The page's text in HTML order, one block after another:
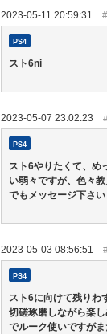
2023-05-11 20:59:31
PS4
スト6ni
2023-05-07 23:02:23
PS4
スト6やりたくて、め
い弱々ですが、色々
でもメッセージ下さ
2023-05-03 08:56:51
PS4
スト6に向けて残りわ
切磋琢磨しながら楽
でルーク使いですが